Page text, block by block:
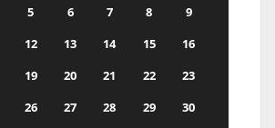
5 6 7 8
9
12 13 14 15
16
19 20 21 22
23
26 27 28 29
30